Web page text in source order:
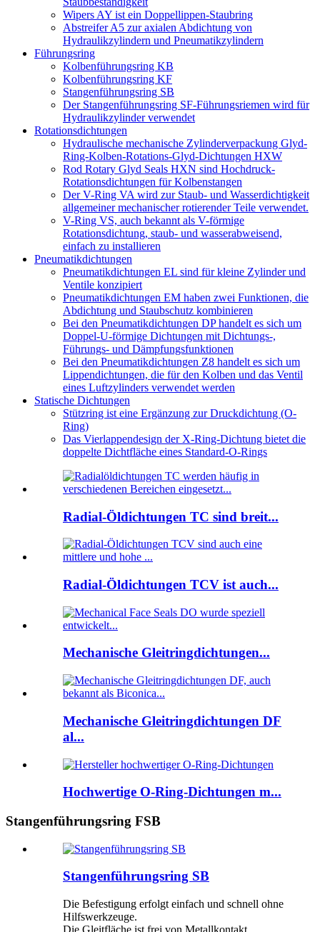
Wipers AY ist ein Doppellippen-Staubring
Abstreifer A5 zur axialen Abdichtung von
Hydraulikzylindern und Pneumatikzylindern
Führungsring
Kolbenführungsring KB
Kolbenführungsring KF
Stangenführungsring SB
Der Stangenführungsring SF-Führungsriemen wird für
Hydraulikzylinder verwendet
Rotationsdichtungen
Hydraulische mechanische Zylinderverpackung Glyd-
Ring-Kolben-Rotations-Glyd-Dichtungen HXW
Rod Rotary Glyd Seals HXN sind Hochdruck-
Rotationsdichtungen für Kolbenstangen
Der V-Ring VA wird zur Staub- und Wasserdichtigkeit
allgemeiner mechanischer rotierender Teile verwendet.
V-Ring VS, auch bekannt als V-förmige
Rotationsdichtung, staub- und wasserabweisend,
einfach zu installieren
Pneumatikdichtungen
Pneumatikdichtungen EL sind für kleine Zylinder und
Ventile konzipiert
Pneumatikdichtungen EM haben zwei Funktionen, die
Abdichtung und Staubschutz kombinieren
Bei den Pneumatikdichtungen DP handelt es sich um
Doppel-U-förmige Dichtungen mit Dichtungs-,
Führungs- und Dämpfungsfunktionen
Bei den Pneumatikdichtungen Z8 handelt es sich um
Lippendichtungen, die für den Kolben und das Ventil
eines Luftzylinders verwendet werden
Statische Dichtungen
Stützring ist eine Ergänzung zur Druckdichtung (O-
Ring)
Das Vierlappendesign der X-Ring-Dichtung bietet die
doppelte Dichtfläche eines Standard-O-Rings
Radial-Öldichtungen TC sind breit...
Radial-Öldichtungen TCV ist auch...
Mechanische Gleitringdichtungen...
Mechanische Gleitringdichtungen DF
al...
Hochwertige O-Ring-Dichtungen m...
Stangenführungsring FSB
Stangenführungsring SB
Die Befestigung erfolgt einfach und schnell ohne
Hilfswerkzeuge.